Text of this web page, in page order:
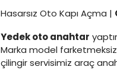
Hasarsız Oto Kapı Açma |
Yedek oto anahtar
Marka model
çilingir servisimiz araç